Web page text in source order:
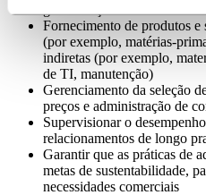
Fornecimento de produtos e
(por exemplo, matérias-
indiretas (por exemplo,
de TI, manutenção)
Gerenciamento da seleção
preços e administração de
Supervisionar o
relacionamentos de longo
Garantir que as práticas de
metas de sustentabilidade,
necessidades comerciais